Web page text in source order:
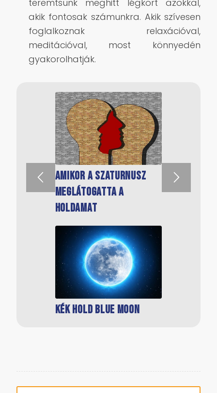
teremtsünk meghitt légkört azokkal,
akik fontosak számunkra. Akik szívesen
foglalkoznak relaxációval,
meditációval, most könnyedén
gyakorolhatják.
Holdfogyatkozás
Érzelmi azaz Hold
horoszkóp
Hold Istennők
Amikor a Szaturnusz
meglátogatta a
Holdamat
Kék Hold Blue Moon